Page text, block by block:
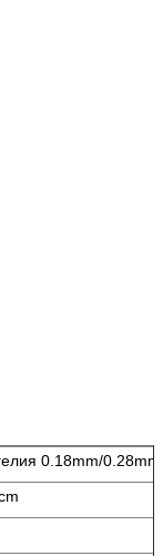
0.18mm/0.28mm